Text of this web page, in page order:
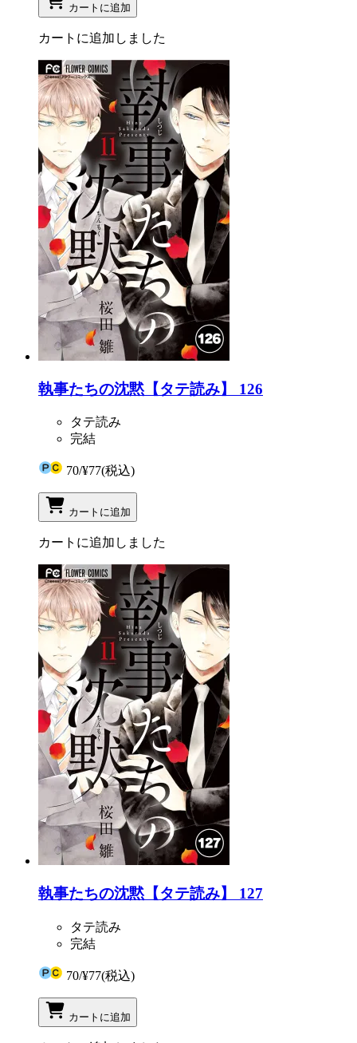
カートに追加
カートに追加しました
執事たちの沈黙【タテ読み】 126
タテ読み
完結
70/¥77(税込)
カートに追加
カートに追加しました
執事たちの沈黙【タテ読み】 127
タテ読み
完結
70/¥77(税込)
カートに追加